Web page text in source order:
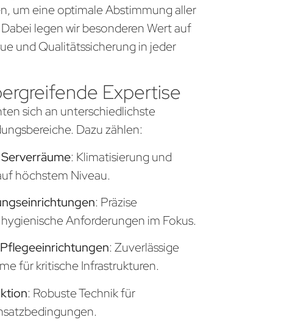
um eine optimale Abstimmung aller
legen wir besonderen Wert auf
und Qualitätssicherung in jeder
Expertise
sich an unterschiedlichste
Dazu zählen:
: Klimatisierung und
höchstem Niveau.
: Präzise
Anforderungen im Fokus.
: Zuverlässige
für kritische Infrastrukturen.
: Robuste Technik für